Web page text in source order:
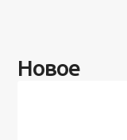
Новое